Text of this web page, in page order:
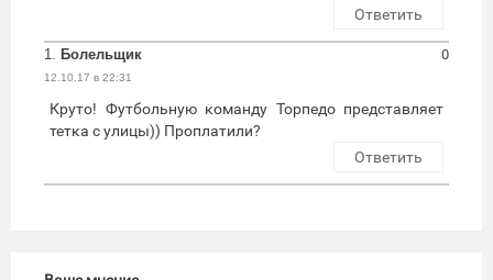
Ответить
1. Болельщик
12.10.17 в 22:31
0
Круто! Футбольную команду Торпедо представляет
тетка с улицы)) Проплатили?
Ответить